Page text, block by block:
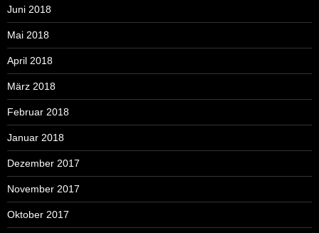
Juni 2018
Mai 2018
April 2018
März 2018
Februar 2018
Januar 2018
Dezember 2017
November 2017
Oktober 2017